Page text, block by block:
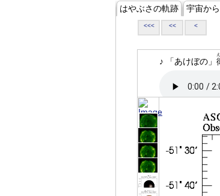
はやぶさの軌跡 宇宙か
<<< << <
♪ 「あけぼの」